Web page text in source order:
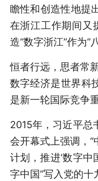
瞻性和创造性地提
在浙江工作期间又
造“数字浙江”作为“
恒者行远，思者常
数字经济是世界科
是新一轮国际竞争
2015年，习近平总
会开幕式上强调，“
计划，推进‘数字中
字中国”写入党的十